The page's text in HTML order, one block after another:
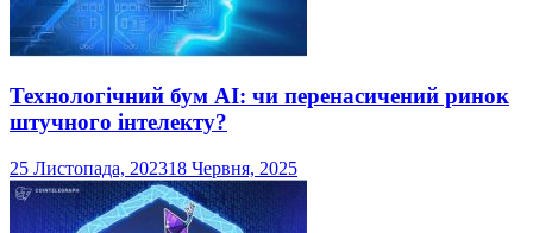
Технологічний бум AI: чи перенасичений ринок
штучного інтелекту?
25 Листопада, 202318 Червня, 2025